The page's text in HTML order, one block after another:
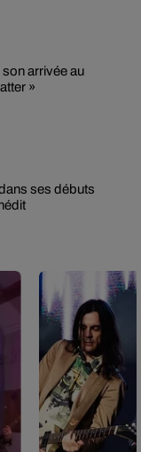
arrivée au
»
ses débuts